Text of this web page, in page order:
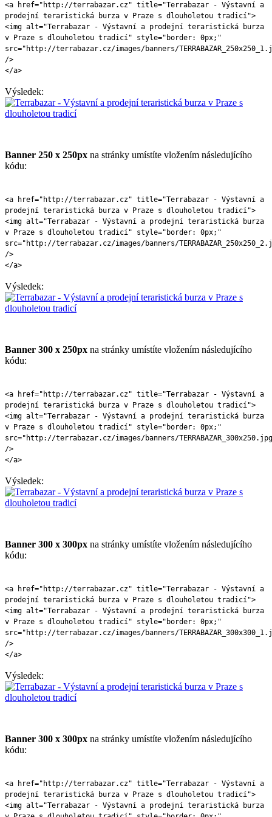
<a href="http://terrabazar.cz" title="Terrabazar - Výstavní a
prodejní teraristická burza v Praze s dlouholetou tradicí">
<img alt="Terrabazar - Výstavní a prodejní teraristická burza
v Praze s dlouholetou tradicí" style="border: 0px;"
src="http://terrabazar.cz/images/banners/
/>
</a>
Výsledek:
Banner 250 x 250px na stránky umístíte vložením následujícího
kódu:
<a href="http://terrabazar.cz" title="Terrabazar - Výstavní a
prodejní teraristická burza v Praze s dlouholetou tradicí">
<img alt="Terrabazar - Výstavní a prodejní teraristická burza
v Praze s dlouholetou tradicí" style="border: 0px;"
src="http://terrabazar.cz/images/banners/
/>
</a>
Výsledek:
Banner 300 x 250px na stránky umístíte vložením následujícího
kódu:
<a href="http://terrabazar.cz" title="Terrabazar - Výstavní a
prodejní teraristická burza v Praze s dlouholetou tradicí">
<img alt="Terrabazar - Výstavní a prodejní teraristická burza
v Praze s dlouholetou tradicí" style="border: 0px;"
src="http://terrabazar.cz/images/banners/
/>
</a>
Výsledek:
Banner 300 x 300px na stránky umístíte vložením následujícího
kódu:
<a href="http://terrabazar.cz" title="Terrabazar - Výstavní a
prodejní teraristická burza v Praze s dlouholetou tradicí">
<img alt="Terrabazar - Výstavní a prodejní teraristická burza
v Praze s dlouholetou tradicí" style="border: 0px;"
src="http://terrabazar.cz/images/banners/
/>
</a>
Výsledek:
Banner 300 x 300px na stránky umístíte vložením následujícího
kódu:
<a href="http://terrabazar.cz" title="Terrabazar - Výstavní a
prodejní teraristická burza v Praze s dlouholetou tradicí">
<img alt="Terrabazar - Výstavní a prodejní teraristická burza